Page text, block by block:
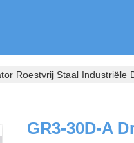
Roestvrij Staal Industriële
GR3-30D-A